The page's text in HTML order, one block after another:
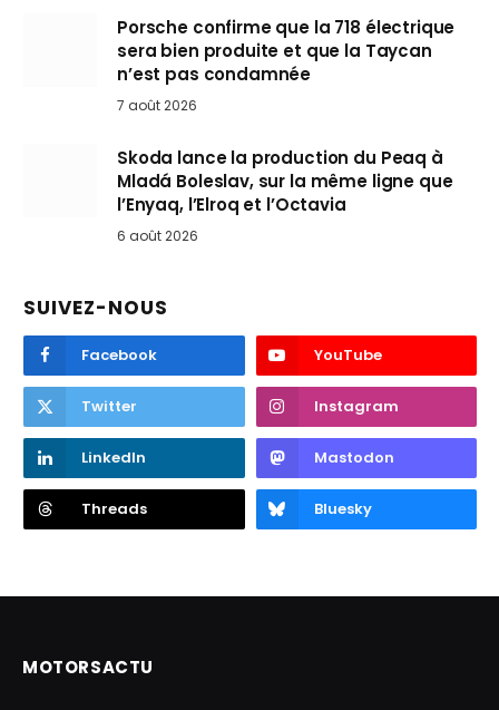
Porsche confirme que la 718 électrique
sera bien produite et que la Taycan
n’est pas condamnée
7 août 2026
Skoda lance la production du Peaq à
Mladá Boleslav, sur la même ligne que
l’Enyaq, l’Elroq et l’Octavia
6 août 2026
SUIVEZ-NOUS
Facebook YouTube
Twitter Instagram
LinkedIn Mastodon
Threads Bluesky
MOTORSACTU